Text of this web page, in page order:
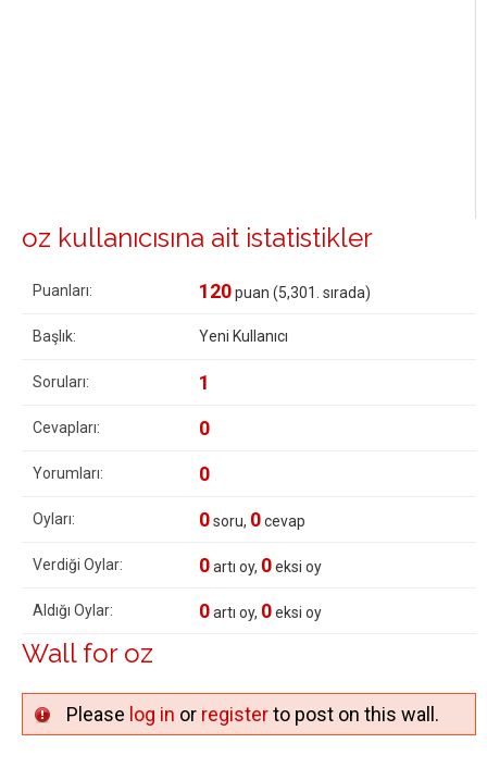
oz kullanıcısına ait istatistikler
Puanları: 120puan (5,301 . sırada)
Başlık: Yeni Kullanıcı
Soruları: 1
Cevapları: 0
Yorumları: 0
Oyları: 0soru, 0cevap
Verdiği Oylar: 0artı oy, 0eksi oy
Aldığı Oylar: 0artı oy, 0eksi oy
Wall for oz
Please log in or registerto post on this wall.